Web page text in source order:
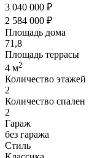
3 040 000 ₽
2 584 000 ₽
Площадь дома
71,8
Площадь террасы
4 м2
Количество этажей
2
Количество спален
2
Гараж
без гаража
Стиль